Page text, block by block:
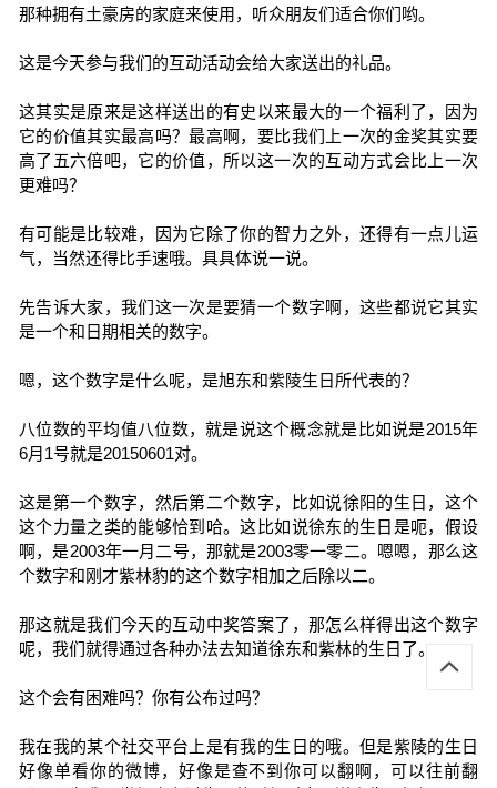
那种拥有土豪房的家庭来使用，听众朋友们适合你们哟。
这是今天参与我们的互动活动会给大家送出的礼品。
这其实是原来是这样送出的有史以来最大的一个福利了，因为
它的价值其实最高吗？最高啊，要比我们上一次的金奖其实要
高了五六倍吧，它的价值，所以这一次的互动方式会比上一次
更难吗？
有可能是比较难，因为它除了你的智力之外，还得有一点儿运
气，当然还得比手速哦。具具体说一说。
先告诉大家，我们这一次是要猜一个数字啊，这些都说它其实
是一个和日期相关的数字。
嗯，这个数字是什么呢，是旭东和紫陵生日所代表的？
八位数的平均值八位数，就是说这个概念就是比如说是2015年
6月1号就是20150601对。
这是第一个数字，然后第二个数字，比如说徐阳的生日，这个
这个力量之类的能够恰到哈。这比如说徐东的生日是呃，假设
啊，是2003年一月二号，那就是2003零一零二。嗯嗯，那么这
个数字和刚才紫林豹的这个数字相加之后除以二。
那这就是我们今天的互动中奖答案了，那怎么样得出这个数字
呢，我们就得通过各种办法去知道徐东和紫林的生日了。
这个会有困难吗？你有公布过吗？
我在我的某个社交平台上是有我的生日的哦。但是紫陵的生日
好像单看你的微博，好像是查不到你可以翻啊，可以往前翻